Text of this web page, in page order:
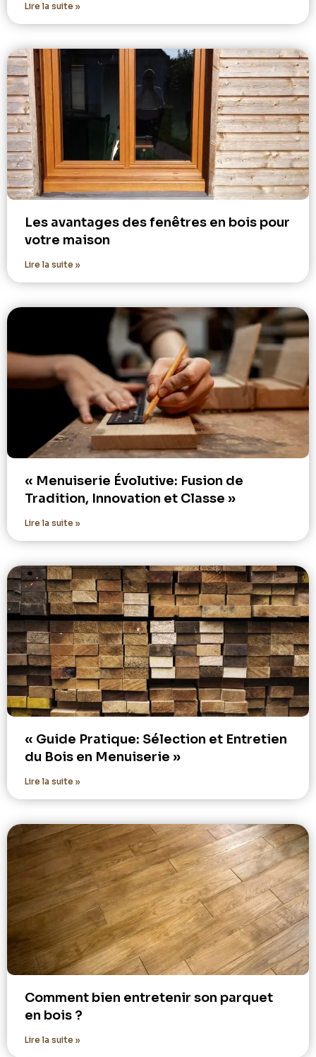
Lire la suite »
Les avantages des fenêtres en bois pour
votre maison
Lire la suite »
« Menuiserie Évolutive: Fusion de
Tradition, Innovation et Classe »
Lire la suite »
« Guide Pratique: Sélection et Entretien
du Bois en Menuiserie »
Lire la suite »
Comment bien entretenir son parquet
en bois ?
Lire la suite »